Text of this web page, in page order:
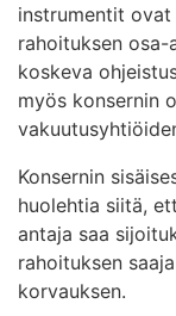
instrumentit ovat
rahoituksen osa-
koskeva
myös konsernin
Konsernin
huolehtia siitä,
antaja saa
rahoituksen
korvauksen.